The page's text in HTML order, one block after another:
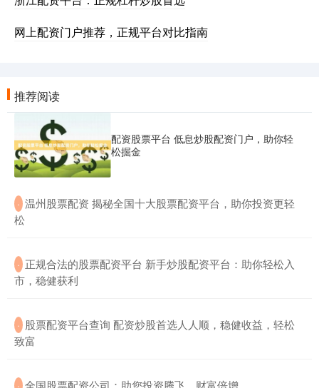
网上配资门户推荐，正规平台对比指南
推荐阅读
配资股票平台 低息炒股配资门户，助你轻
松掘金
· ​温州股票配资 揭秘全国十大股票配资平台，助你投资更轻
松
· ​正规合法的股票配资平台 新手炒股配资平台：助你轻松入
市，稳健获利
· ​股票配资平台查询 配资炒股首选人人顺，稳健收益，轻松
致富
· ​全国股票配资公司：助您投资腾飞，财富倍增